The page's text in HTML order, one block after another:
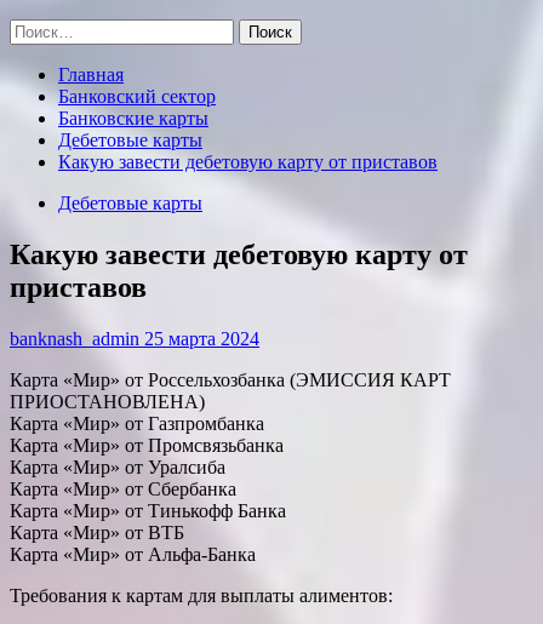
Найти:
Главная
Банковский сектор
Банковские карты
Дебетовые карты
Какую завести дебетовую карту от приставов
Дебетовые карты
Какую завести дебетовую карту от
приставов
banknash_admin 25 марта 2024
Карта «Мир» от Россельхозбанка (ЭМИССИЯ КАРТ
ПРИОСТАНОВЛЕНА)
Карта «Мир» от Газпромбанка
Карта «Мир» от Промсвязьбанка
Карта «Мир» от Уралсиба
Карта «Мир» от Сбербанка
Карта «Мир» от Тинькофф Банка
Карта «Мир» от ВТБ
Карта «Мир» от Альфа-Банка
Требования к картам для выплаты алиментов: